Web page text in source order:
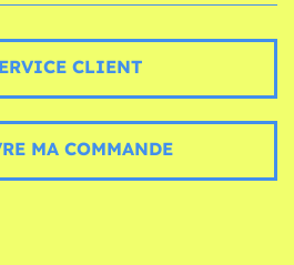
CLIENT
MA COMMANDE